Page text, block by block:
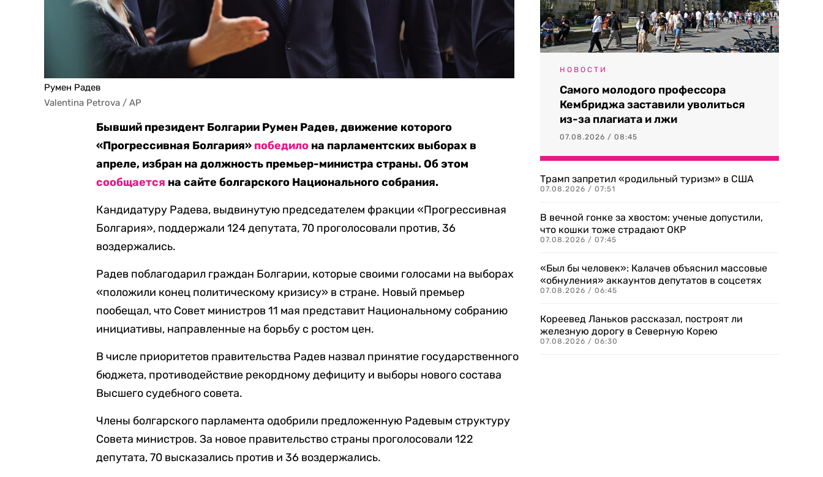
Румен Радев
Valentina Petrova / AP
Бывший президент Болгарии Румен Радев, движение которого
«Прогрессивная Болгария» победило на парламентских выборах в
апреле, избран на должность премьер-министра страны. Об этом
сообщается на сайте болгарского Национального собрания.
Кандидатуру Радева, выдвинутую председателем фракции «Прогрессивная
Болгария», поддержали 124 депутата, 70 проголосовали против, 36
воздержались.
Радев поблагодарил граждан Болгарии, которые своими голосами на выборах
«положили конец политическому кризису» в стране. Новый премьер
пообещал, что Совет министров 11 мая представит Национальному собранию
инициативы, направленные на борьбу с ростом цен.
В числе приоритетов правительства Радев назвал принятие государственного
бюджета, противодействие рекордному дефициту и выборы нового состава
Высшего судебного совета.
Члены болгарского парламента одобрили предложенную Радевым структуру
Совета министров. За новое правительство страны проголосовали 122
депутата, 70 высказались против и 36 воздержались.
НОВОСТИ
Самого молодого профессора
Кембриджа заставили уволиться
из-за плагиата и лжи
07.08.2026 / 08:45
Трамп запретил «родильный туризм» в США
07.08.2026 / 07:51
В вечной гонке за хвостом: ученые допустили,
что кошки тоже страдают ОКР
07.08.2026 / 07:45
«Был бы человек»: Калачев объяснил массовые
«обнуления» аккаунтов депутатов в соцсетях
07.08.2026 / 06:45
Кореевед Ланьков рассказал, построят ли
железную дорогу в Северную Корею
07.08.2026 / 06:30